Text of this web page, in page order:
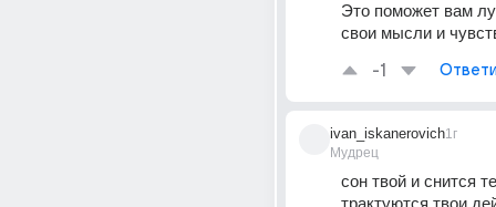
Это поможет вам
свои мысли и
-1
ivan_iskanerovich
Мудрец
1г
сон твой и снится
трактуются твои